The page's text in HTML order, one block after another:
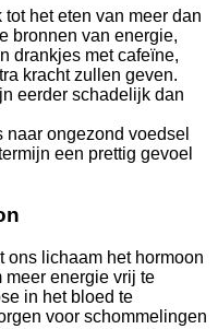
het eten van meer dan
bronnen van energie,
drankjes met cafeïne,
kracht zullen geven.
eerder schadelijk dan
naar ongezond voedsel
een prettig gevoel
ons lichaam het hormoon
meer energie vrij te
in het bloed te
voor schommelingen